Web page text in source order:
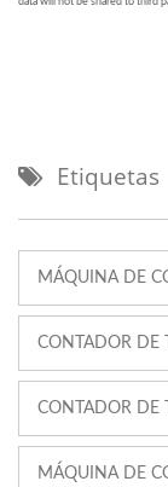
Etiquetas
MÁQUINA DE
CONTADOR DE
CONTADOR DE
MÁQUINA DE